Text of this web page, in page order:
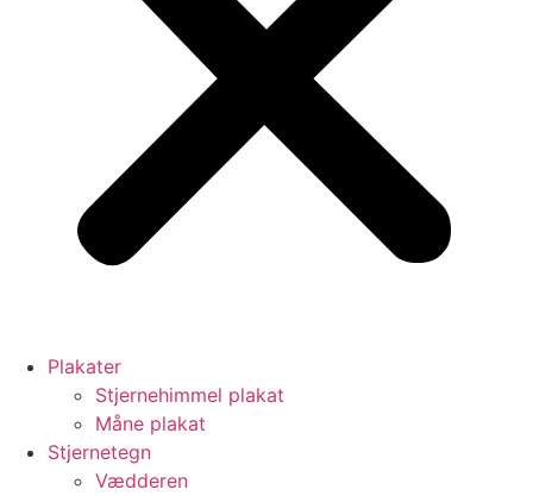
Plakater
Stjernehimmel plakat
Måne plakat
Stjernetegn
Vædderen